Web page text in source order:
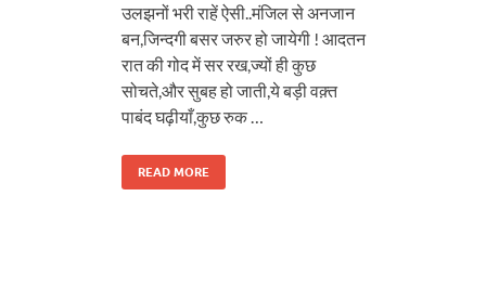
उलझनों भरी राहें ऐसी..मंजिल से अनजान
बन,जिन्दगी बसर जरुर हो जायेगी ! आदतन
रात की गोद में सर रख,ज्यों ही कुछ
सोचते,और सुबह हो जाती,ये बड़ी वक़्त
पाबंद घढ़ीयाँ,कुछ रुक …
READ MORE